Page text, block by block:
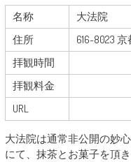
名称
大法院
住所
616-8023
拝観時間
拝観料金
URL
大法院は通常非公開の妙
にて、抹茶とお菓子を頂